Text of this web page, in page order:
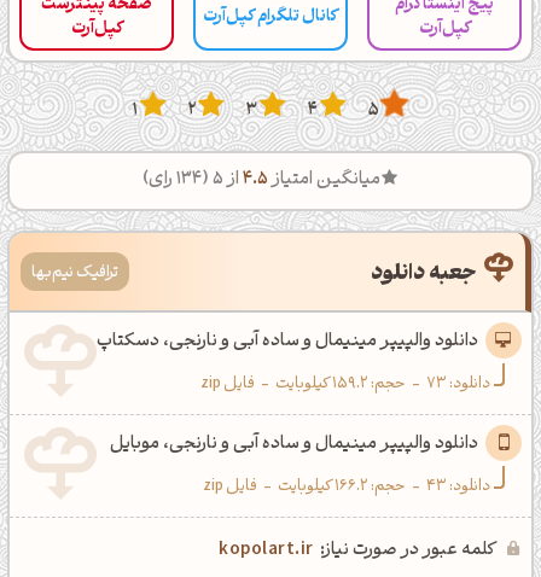
پیج اینستاگرام
کپل‌آرت
کانال تلگرام کپل‌آرت
صفحه پینترست
کپل‌آرت
5
4
3
2
1
میانگین امتیاز4.5از 5 ( 134رای)
جعبه دانلود ترافیک نیم‌بها
دانلود والپیپر مینیمال و ساده آبی و نارنجی، دسکتاپ
دانلود:73
- حجم: 159.2 کیلوبایت - فایل zip
دانلود والپیپر مینیمال و ساده آبی و نارنجی، موبایل
دانلود:43
- حجم: 166.2 کیلوبایت - فایل zip
کلمه عبور در صورت نیاز: kopolart.ir